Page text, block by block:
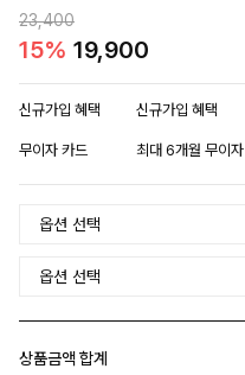
23,400
15% 19,900
신규가입 혜택 신규가입 혜택
무이자 카드 최대 6개월 무이자
상품금액 합계